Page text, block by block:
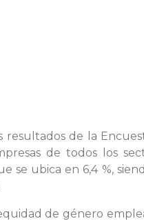
resultados de la
de todos los
ubica en 6,4 %,
de género